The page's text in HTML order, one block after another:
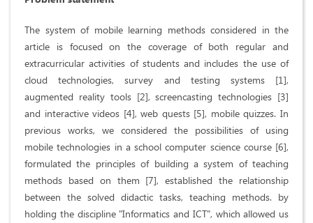
The system of mobile learning methods considered in the
article is focused on the coverage of both regular and
extracurricular activities of students and includes the use of
cloud technologies, survey and testing systems [1],
augmented reality tools [2], screencasting technologies [3]
and interactive videos [4], web quests [5], mobile quizzes. In
previous works, we considered the possibilities of using
mobile technologies in a school computer science course [6],
formulated the principles of building a system of teaching
methods based on them [7], established the relationship
between the solved didactic tasks, teaching methods. by
holding the discipline "Informatics and ICT", which allowed us